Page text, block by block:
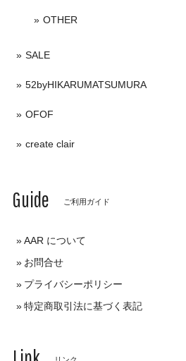
OTHER
SALE
52byHIKARUMATSUMURA
OFOF
create clair
Guide ご利用ガイド
AAR について
お問合せ
プライバシーポリシー
特定商取引法に基づく表記